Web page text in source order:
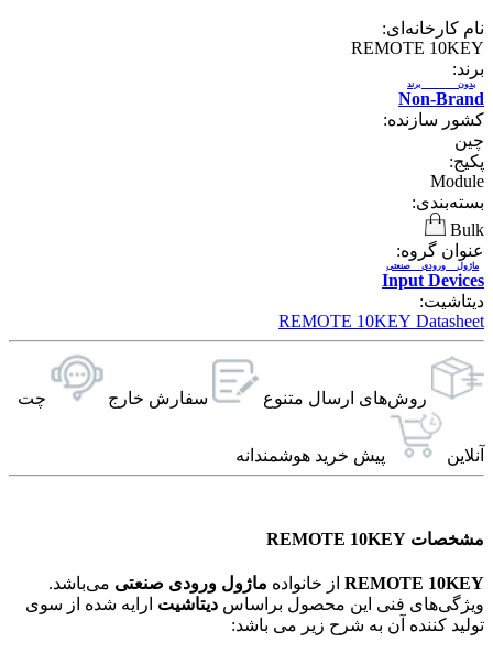
نام کارخانه‌ای:
REMOTE 10KEY
برند:
Non-Brand
بدون برند
کشور سازنده:
چین
پکیج:
Module
بسته‌بندی:
Bulk
عنوان گروه:
Input Devices
ماژول ورودی صنعتی
دیتاشیت:
REMOTE 10KEY Datasheet
روش‌های ارسال‌ متنوع سفارش خارج چت
آنلاین پیش خرید هوشمندانه
مشخصات REMOTE 10KEY
REMOTE 10KEY از خانواده ماژول ورودی صنعتی می‌باشد.
ویژگی‌های فنی این محصول براساس دیتاشیت ارایه شده از سوی
تولید کننده آن به شرح زیر می باشد: